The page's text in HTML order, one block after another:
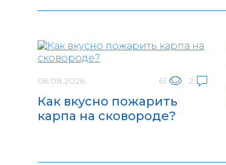
06.08.2026 61 2
Как вкусно пожарить
карпа на сковороде?